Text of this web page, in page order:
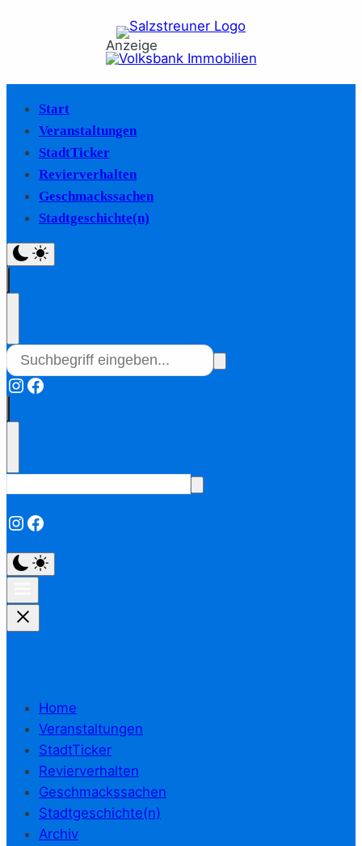
Anzeige
Start
Veranstaltungen
StadtTicker
Revierverhalten
Geschmackssachen
Stadtgeschichte(n)
Instagram
Facebook
Instagram
Facebook
Home
Veranstaltungen
StadtTicker
Revierverhalten
Geschmackssachen
Stadtgeschichte(n)
Archiv